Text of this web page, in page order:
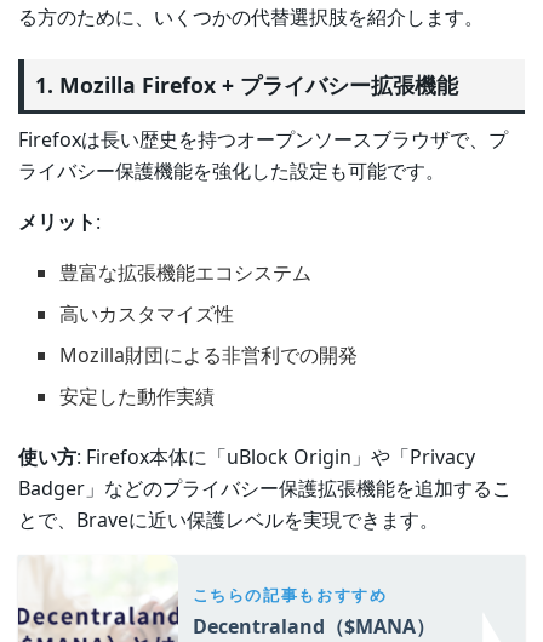
る方のために、いくつかの代替選択肢を紹介します。
1. Mozilla Firefox + プライバシー拡張機能
Firefoxは長い歴史を持つオープンソースブラウザで、プ
ライバシー保護機能を強化した設定も可能です。
メリット:
豊富な拡張機能エコシステム
高いカスタマイズ性
Mozilla財団による非営利での開発
安定した動作実績
使い方: Firefox本体に「uBlock Origin」や「Privacy
Badger」などのプライバシー保護拡張機能を追加するこ
とで、Braveに近い保護レベルを実現できます。
こちらの記事もおすすめ
Decentraland（$MANA）